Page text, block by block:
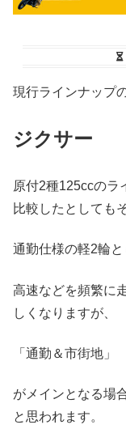
現行ラインナップ
ジクサー
原付2種125ccのラ
比較したとしても
通勤仕様の軽2輪と
高速などを頻繁に
しくなりますが、
「通勤＆市街地」
がメインとなる場
と思われます。